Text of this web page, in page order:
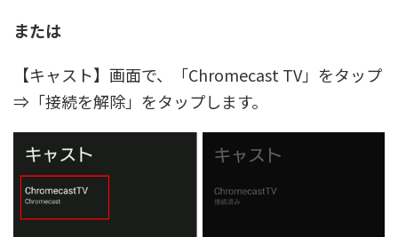
または
【キャスト】画面で、「Chromecast TV」をタップ
⇒「接続を解除」をタップします。